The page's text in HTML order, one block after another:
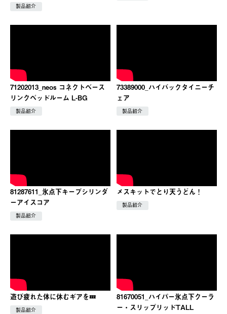
製品紹介
71202013_neos コネクトベース
リンクベッドルーム L-BG
製品紹介
73389000_ハイバックタイニーチ
ェア
製品紹介
81287611_氷点下キープシリンダ
ーアイスコア
製品紹介
メスキットでとり天うどん！
製品紹介
遊び疲れた体に休むギアを💤
製品紹介
81670051_ハイパー氷点下クーラ
ー・スリップリッドTALL